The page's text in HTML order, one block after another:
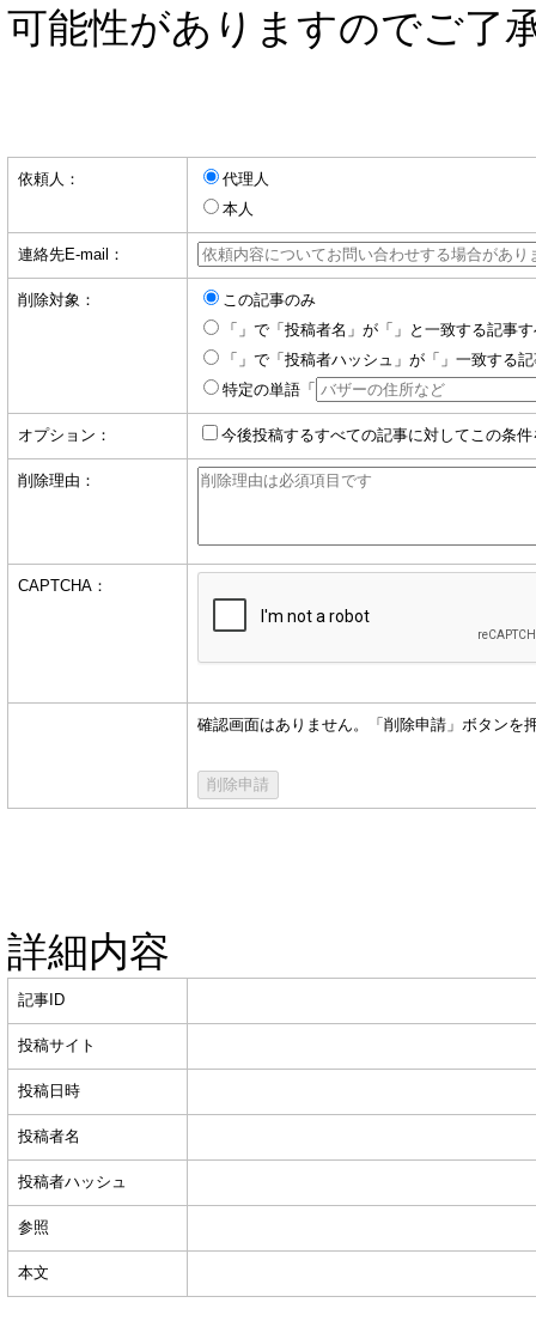
可能性がありますのでご了
依頼人：
代理人
本人
連絡先E-mail：
削除対象：
この記事のみ
「」で「投稿者名」が「」と一致する記事
「」で「投稿者ハッシュ」が「」一致する
特定の単語「
オプション： 今後投稿するすべての記事に対してこの条
削除理由：
CAPTCHA：
確認画面はありません。「削除申請」ボタンを
詳細内容
記事ID
投稿サイト
投稿日時
投稿者名
投稿者ハッシュ
参照
本文